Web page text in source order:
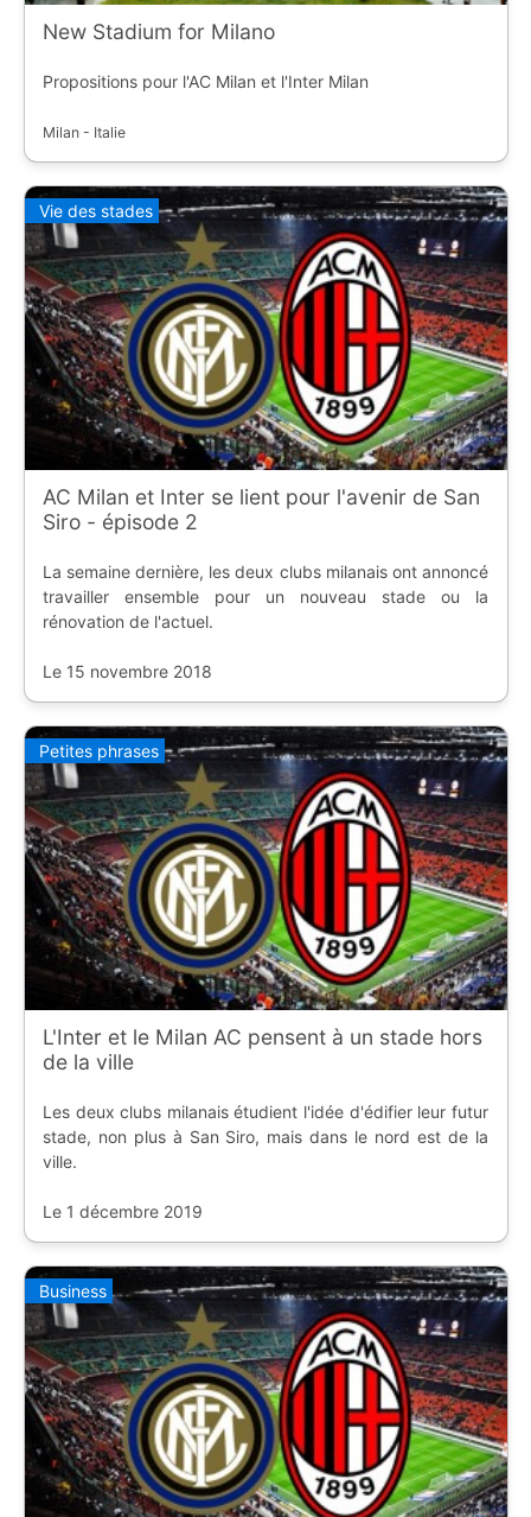
New Stadium for Milano
Propositions pour l'AC Milan et l'Inter Milan
Milan - Italie
Vie des stades
AC Milan et Inter se lient pour l'avenir de San
Siro - épisode 2
La semaine dernière, les deux clubs milanais ont annoncé
travailler ensemble pour un nouveau stade ou la
rénovation de l'actuel.
Le 15 novembre 2018
Petites phrases
L'Inter et le Milan AC pensent à un stade hors
de la ville
Les deux clubs milanais étudient l'idée d'édifier leur futur
stade, non plus à San Siro, mais dans le nord est de la
ville.
Le 1 décembre 2019
Business